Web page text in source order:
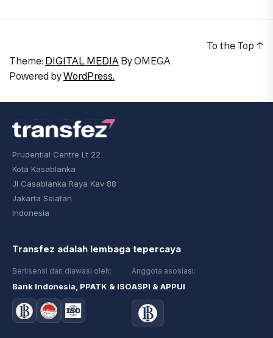
Theme: DIGITAL MEDIAByOMEGA
Powered byWordPress.
To the Top ↑
Prudential Centre Lt 22
Kota Kasablanka
Jl Casablanka Raya Kav 88
Jakarta Selatan
Indonesia
Transfez adalah lembaga tepercaya
Berlisensi dan diawasi oleh:
Bank Indonesia, PPATK & ISO
Anggota asosiasi:
ASPI & APPUI